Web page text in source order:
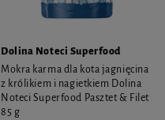
Dolina Noteci Superfood
Mokra karma dla kota jagnięcina
z królikiem i nagietkiem Dolina
Noteci Superfood Pasztet & Filet
85 g